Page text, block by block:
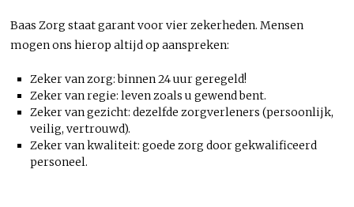
Baas Zorg staat garant voor vier zekerheden. Mensen
mogen ons hierop altijd op aanspreken:
Zeker van zorg: binnen 24 uur geregeld!
Zeker van regie: leven zoals u gewend bent.
Zeker van gezicht: dezelfde zorgverleners (persoonlijk,
veilig, vertrouwd).
Zeker van kwaliteit: goede zorg door gekwalificeerd
personeel.